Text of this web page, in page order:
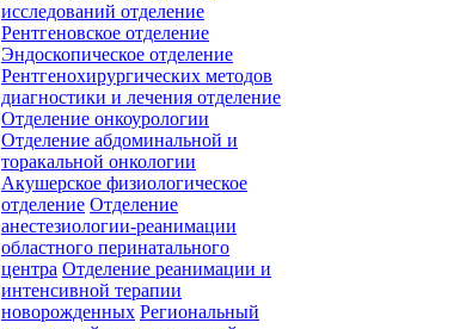
исследований отделение
Рентгеновское отделение
Эндоскопическое отделение
Рентгенохирургических методов
диагностики и лечения отделение
Отделение онкоурологии
Отделение абдоминальной и
торакальной онкологии
Акушерское физиологическое
отделение Отделение
анестезиологии-реанимации
областного перинатального
центра Отделение реанимации и
интенсивной терапии
новорожденных Региональный